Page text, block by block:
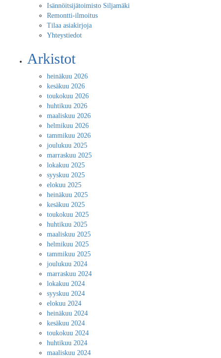
Isännöitsijätoimisto Siljamäki
Remontti-ilmoitus
Tilaa asiakirjoja
Yhteystiedot
Arkistot
heinäkuu 2026
kesäkuu 2026
toukokuu 2026
huhtikuu 2026
maaliskuu 2026
helmikuu 2026
tammikuu 2026
joulukuu 2025
marraskuu 2025
lokakuu 2025
syyskuu 2025
elokuu 2025
heinäkuu 2025
kesäkuu 2025
toukokuu 2025
huhtikuu 2025
maaliskuu 2025
helmikuu 2025
tammikuu 2025
joulukuu 2024
marraskuu 2024
lokakuu 2024
syyskuu 2024
elokuu 2024
heinäkuu 2024
kesäkuu 2024
toukokuu 2024
huhtikuu 2024
maaliskuu 2024